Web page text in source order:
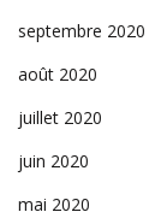
septembre 2020
août 2020
juillet 2020
juin 2020
mai 2020